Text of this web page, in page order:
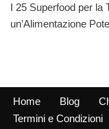
I 25 Superfood per la
un’Alimentazione
Home Blog
Termini e Condizioni